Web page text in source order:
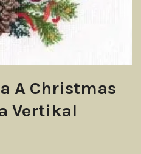
A Christmas
Vertikal